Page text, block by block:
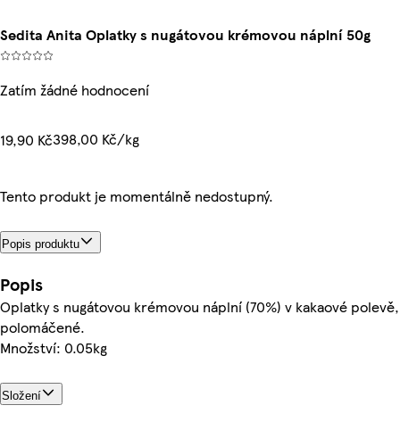
Sedita Anita Oplatky s nugátovou krémovou náplní 50g
Zatím žádné hodnocení
19,90 Kč398,00 Kč/kg
Tento produkt je momentálně nedostupný.
Popis produktu
Popis
Oplatky s nugátovou krémovou náplní (70%) v kakaové polevě,
polomáčené.
Množství: 0.05kg
Složení